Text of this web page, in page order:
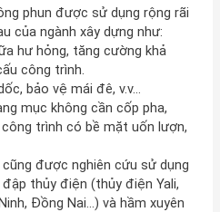
phun được sử dụng rộng rãi
của ngành xây dựng như:
hư hỏng, tăng cường khả
công trình.
bảo vệ mái đê, v.v…
mục không cần cốp pha,
trình có bề mặt uốn lượn,
được nghiên cứu sử dụng
thủy điện (thủy điện Yali,
Đồng Nai…) và hầm xuyên